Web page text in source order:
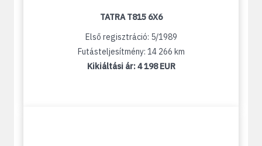
TATRA T815 6X6
Első regisztráció: 5/1989
Futásteljesítmény: 14 266 km
Kikiáltási ár:4 198 EUR